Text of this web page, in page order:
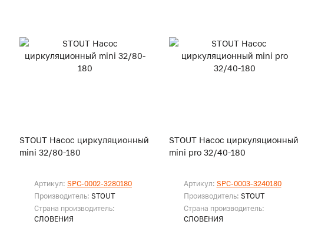
STOUT Насос циркуляционный
mini 32/80-180
Артикул: SPC-0002-3280180
Производитель: STOUT
Страна производитель:
СЛОВЕНИЯ
STOUT Насос циркуляционный
mini pro 32/40-180
Артикул: SPC-0003-3240180
Производитель: STOUT
Страна производитель:
СЛОВЕНИЯ